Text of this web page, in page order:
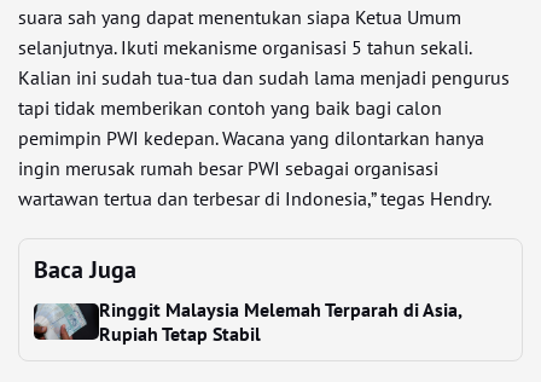
suara sah yang dapat menentukan siapa Ketua Umum
selanjutnya. Ikuti mekanisme organisasi 5 tahun sekali.
Kalian ini sudah tua-tua dan sudah lama menjadi pengurus
tapi tidak memberikan contoh yang baik bagi calon
pemimpin PWI kedepan. Wacana yang dilontarkan hanya
ingin merusak rumah besar PWI sebagai organisasi
wartawan tertua dan terbesar di Indonesia,” tegas Hendry.
Baca Juga
Ringgit Malaysia Melemah Terparah di Asia,
Rupiah Tetap Stabil